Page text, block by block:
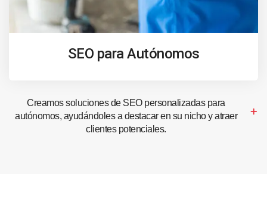
SEO para Autónomos
Creamos soluciones de SEO personalizadas para
autónomos, ayudándoles a destacar en su nicho y atraer
clientes potenciales.